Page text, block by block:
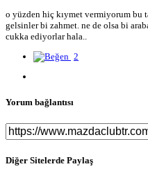
o yüzden hiç kıymet vermiyorum bu
gelsinler bi zahmet. ne de olsa bi
cukka ediyorlar hala..
2
Yorum bağlantısı
Diğer Sitelerde Paylaş